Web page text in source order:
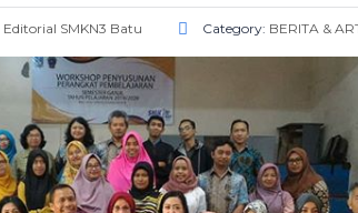
Editorial SMKN3 Batu Category: BERITA &